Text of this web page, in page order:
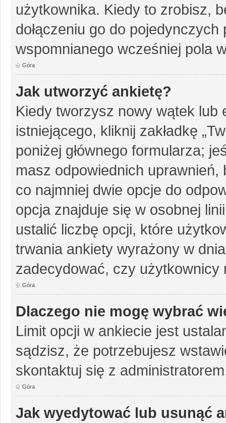
użytkownika. Kiedy to zrobisz,
dołączeniu go do
wspomnianego wcześniej pola
Góra
Jak utworzyć ankietę?
Kiedy tworzysz nowy wątek lub
istniejącego, kliknij zakładkę
poniżej głównego formularza;
masz odpowiednich uprawnień,
co najmniej dwie opcje do
opcja znajduje się w osobnej
ustalić liczbę opcji, które
trwania ankiety wyrażony w
zadecydować, czy użytkownicy
Góra
Dlaczego nie mogę wybrać
Limit opcji w ankiecie jest
sądzisz, że potrzebujesz
skontaktuj się z
Góra
Jak wyedytować lub usunąć